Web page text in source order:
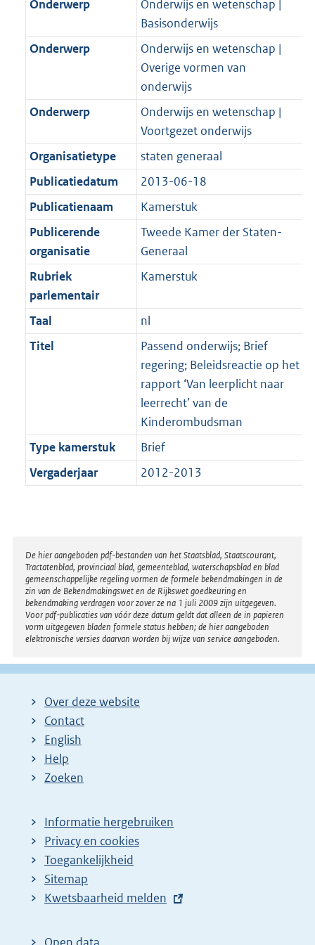
Onderwerp
Onderwijs en wetenschap |
Basisonderwijs
Onderwerp
Onderwijs en wetenschap |
Overige vormen van
onderwijs
Onderwerp
Onderwijs en wetenschap |
Voortgezet onderwijs
Organisatietype
staten generaal
Publicatiedatum
2013-06-18
Publicatienaam
Kamerstuk
Publicerende
organisatie
Tweede Kamer der Staten-
Generaal
Rubriek
parlementair
Kamerstuk
Taal
nl
Titel
Passend onderwijs; Brief
regering; Beleidsreactie op het
rapport ‘Van leerplicht naar
leerrecht’ van de
Kinderombudsman
Type kamerstuk
Brief
Vergaderjaar
2012-2013
Disclaimer
De hier aangeboden pdf-bestanden van het Staatsblad, Staatscourant,
Tractatenblad, provinciaal blad, gemeenteblad, waterschapsblad en blad
gemeenschappelijke regeling vormen de formele bekendmakingen in de
zin van de Bekendmakingswet en de Rijkswet goedkeuring en
bekendmaking verdragen voor zover ze na 1 juli 2009 zijn uitgegeven.
Voor pdf-publicaties van vóór deze datum geldt dat alleen de in papieren
vorm uitgegeven bladen formele status hebben; de hier aangeboden
elektronische versies daarvan worden bij wijze van service aangeboden.
Over deze website
Contact
English
Help
Zoeken
Informatie hergebruiken
Privacy en cookies
Toegankelijkheid
Sitemap
E
t
Kwetsbaarheid melden
Open data